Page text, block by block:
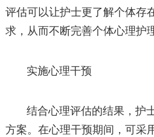
评估可以让护士更了解个体存
求，从而不断完善个体心理护
实施心理干预
结合心理评估的结果，护
方案。在心理干预期间，可采